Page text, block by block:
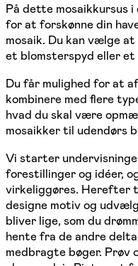
På dette mosaikkursus
for at forskønne din
mosaik. Du kan vælge
et blomsterspyd eller
Du får mulighed for at
kombinere med flere
hvad du skal være
mosaikker til udendørs
Vi starter
forestillinger og idéer,
virkeliggøres. Herefter
designe motiv og
bliver lige, som du
hente fra de andre
medbragte bøger. Prøv